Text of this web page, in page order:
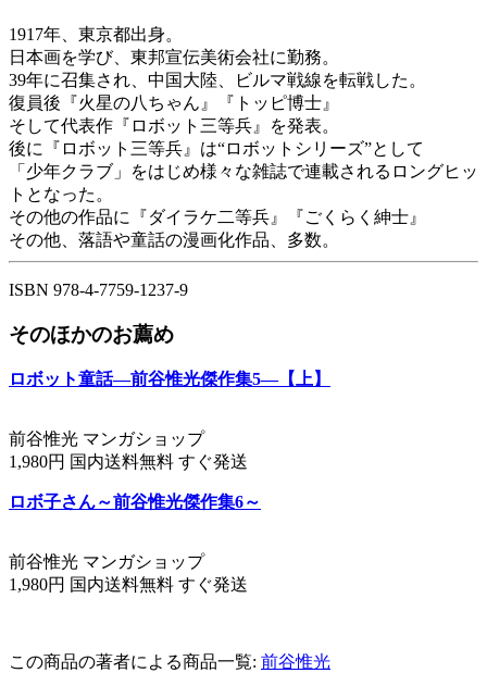
1917年、東京都出身。
日本画を学び、東邦宣伝美術会社に勤務。
39年に召集され、中国大陸、ビルマ戦線を転戦した。
復員後『火星の八ちゃん』『トッピ博士』
そして代表作『ロボット三等兵』を発表。
後に『ロボット三等兵』は“ロボットシリーズ”として
「少年クラブ」をはじめ様々な雑誌で連載されるロングヒッ
トとなった。
その他の作品に『ダイラケ二等兵』『ごくらく紳士』
その他、落語や童話の漫画化作品、多数。
ISBN 978-4-7759-1237-9
そのほかのお薦め
ロボット童話―前谷惟光傑作集5―【上】
前谷惟光 マンガショップ
1,980円 国内送料無料 すぐ発送
ロボ子さん～前谷惟光傑作集6～
前谷惟光 マンガショップ
1,980円 国内送料無料 すぐ発送
この商品の著者による商品一覧: 前谷惟光